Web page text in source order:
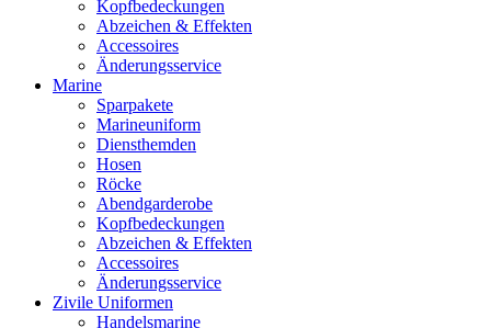
Kopfbedeckungen
Abzeichen & Effekten
Accessoires
Änderungsservice
Marine
Sparpakete
Marineuniform
Diensthemden
Hosen
Röcke
Abendgarderobe
Kopfbedeckungen
Abzeichen & Effekten
Accessoires
Änderungsservice
Zivile Uniformen
Handelsmarine